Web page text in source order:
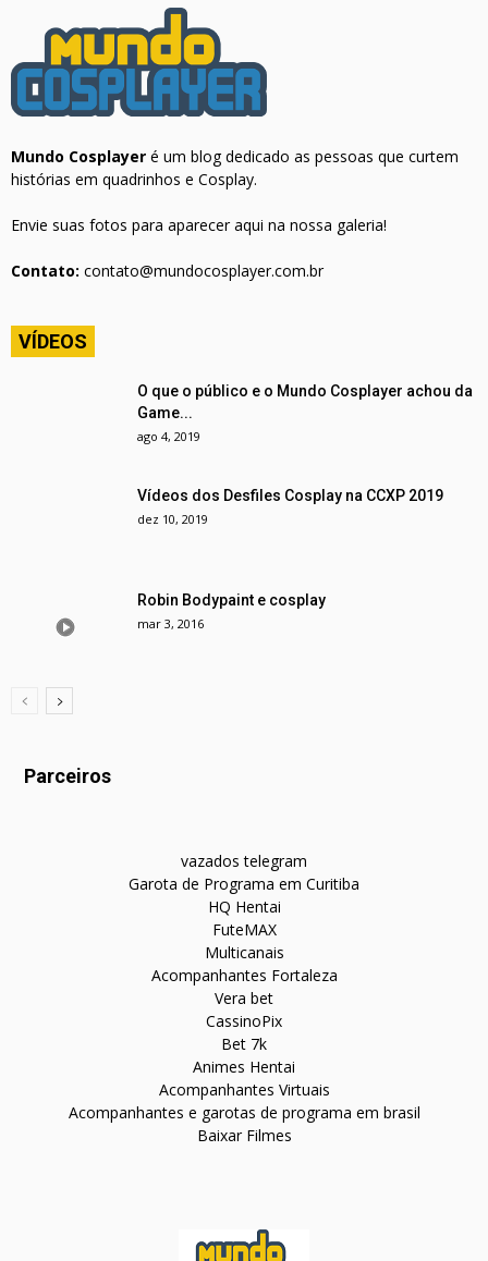
Mundo Cosplayer é um blog dedicado as pessoas que curtem
histórias em quadrinhos e Cosplay.
Envie suas fotos para aparecer aqui na nossa galeria!
Contato: contato@mundocosplayer.com.br
VÍDEOS
O que o público e o Mundo Cosplayer achou da
Game...
ago 4, 2019
Vídeos dos Desfiles Cosplay na CCXP 2019
dez 10, 2019
Robin Bodypaint e cosplay
mar 3, 2016
Parceiros
vazados telegram
Garota de Programa em Curitiba
HQ Hentai
FuteMAX
Multicanais
Acompanhantes Fortaleza
Vera bet
CassinoPix
Bet 7k
Animes Hentai
Acompanhantes Virtuais
Acompanhantes e garotas de programa em brasil
Baixar Filmes